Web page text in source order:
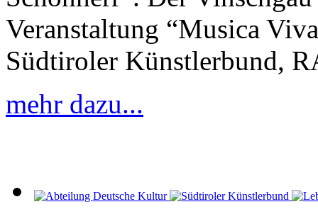
Veranstaltung “Musica
Südtiroler Künstlerbund,
mehr dazu...